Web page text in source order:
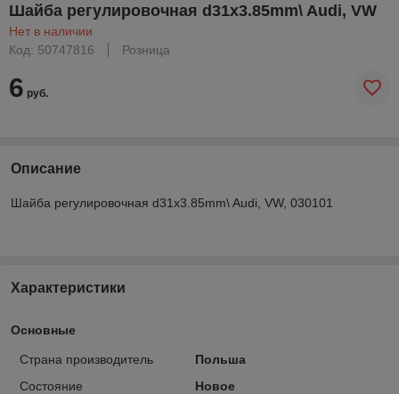
Шайба регулировочная d31x3.85mm\ Audi, VW
Нет в наличии
Код: 50747816
Розница
6 руб.
Описание
Шайба регулировочная d31x3.85mm\ Audi, VW, 030101
Характеристики
Основные
Страна производитель
Польша
Состояние
Новое